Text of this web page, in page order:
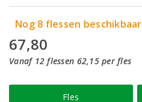
Nog 8 flessen beschikbaar
67,80
Vanaf 12 flessen 62,15 per fles
Fles